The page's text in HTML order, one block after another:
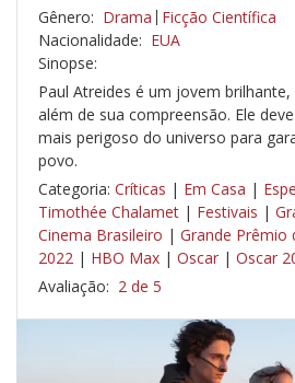
Gênero: Drama Ficção Científica
Nacionalidade: EUA
Sinopse:
Paul Atreides é um jovem
além de sua compreensão. Ele
mais perigoso do universo para
povo.
Categoria: Críticas | Em Casa |
Timothée Chalamet | Festivais |
Cinema Brasileiro | Grande Prêmio
2022 | HBO Max | Oscar | Oscar
Avaliação: 2 de 5